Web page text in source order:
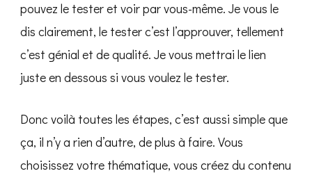
pouvez le tester et voir par vous-même. Je vous le
dis clairement, le tester c’est l’approuver, tellement
c’est génial et de qualité. Je vous mettrai le lien
juste en dessous si vous voulez le tester.
Donc voilà toutes les étapes, c’est aussi simple que
ça, il n’y a rien d’autre, de plus à faire. Vous
choisissez votre thématique, vous créez du contenu